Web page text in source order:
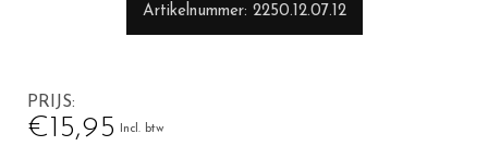
Artikelnummer 2250.12.07.12
PRIJS
€15,95 Incl. btw